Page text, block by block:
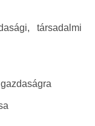
társadalmi